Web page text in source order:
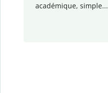
académique, simple...